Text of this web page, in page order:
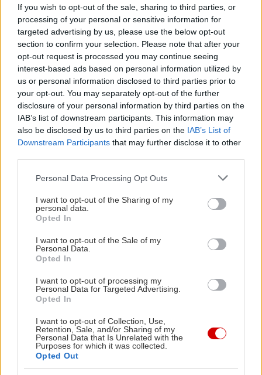
If you wish to opt-out of the sale, sharing to third parties, or
processing of your personal or sensitive information for
targeted advertising by us, please use the below opt-out
section to confirm your selection. Please note that after your
opt-out request is processed you may continue seeing
interest-based ads based on personal information utilized by
us or personal information disclosed to third parties prior to
your opt-out. You may separately opt-out of the further
disclosure of your personal information by third parties on the
IAB’s list of downstream participants. This information may
also be disclosed by us to third parties on the IAB’s List of
Downstream Participants that may further disclose it to other
Please note that this website/app uses one or more Google
not limited to your visit or usage behaviour. You may click to
grant or deny consent to Google and its third-party tags to
use your data for below specified purposes in below Google
consent section.
Personal Data Processing Opt Outs
I want to opt-out of the Sharing of my
personal data.
Opted In
I want to opt-out of the Sale of my
Personal Data.
Opted In
I want to opt-out of processing my
Personal Data for Targeted Advertising.
Opted In
I want to opt-out of Collection, Use,
Retention, Sale, and/or Sharing of my
Personal Data that Is Unrelated with the
Purposes for which it was collected.
Opted Out